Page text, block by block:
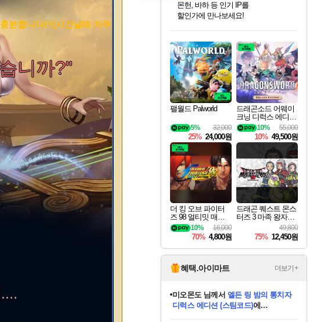
분합니다!!!(시간날때 자주
린망록
니까?"
최대 90% 할인가를 만나보세요!
네이버혜택과 함께 만나보세요!
50%할인&추가 적립까지!
네이버 포인트 혜택까지!
이니&베니 혜택까지!
네이버 혜택가와 함께 예약하세요!
할인&네이버혜택으로 만나보세요!
네이버페이 혜택과 만나보세요!
40주년 프로모션으로 만나보세요!
몬헌, 바하 등 인기 IP를
할인가에 만나보세요!
일부 에디션 상시 할인!
혜택으로 예약 판매 중
편안하게 충전하세요
팰월드 Palworld
32,000
5%
25% 24,000원
드래곤소드 어웨이
크닝 디럭스 에디션
DragonSword Awake
ning Deluxe Edition
55,000
10%
10% 49,500원
더 킹 오브 파이터
즈 98 얼티밋 매치
파이널 에디션 THE
KING OF FIGHTER
S 98 ULTIMATE MA
TCH FINAL EDITIO
N
16,000
10%
70% 4,800원
드래곤 퀘스트 몬스
터즈 3 마족 왕자와
엘프의 여행 Dragon
Quest Monsters The
Dark Prince
49,800
75% 12,450원
혜택.아이마트 더보기+
미오몬도님께서 엘든 링 밤의 통치자
디럭스 에디션 (스팀코드)에